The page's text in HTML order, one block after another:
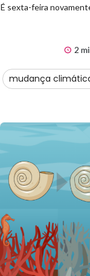
É sexta-feira
2
mudança